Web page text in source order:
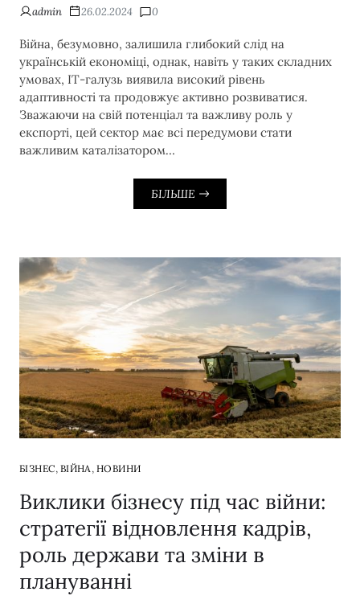
admin 26.02.2024 0
Війна, безумовно, залишила глибокий слід на
українській економіці, однак, навіть у таких складних
умовах, ІТ-галузь виявила високий рівень
адаптивності та продовжує активно розвиватися.
Зважаючи на свій потенціал та важливу роль у
експорті, цей сектор має всі передумови стати
важливим каталізатором…
БІЛЬШЕ
БІЗНЕС, ВІЙНА , НОВИНИ
Виклики бізнесу під час війни:
стратегії відновлення кадрів,
роль держави та зміни в
плануванні